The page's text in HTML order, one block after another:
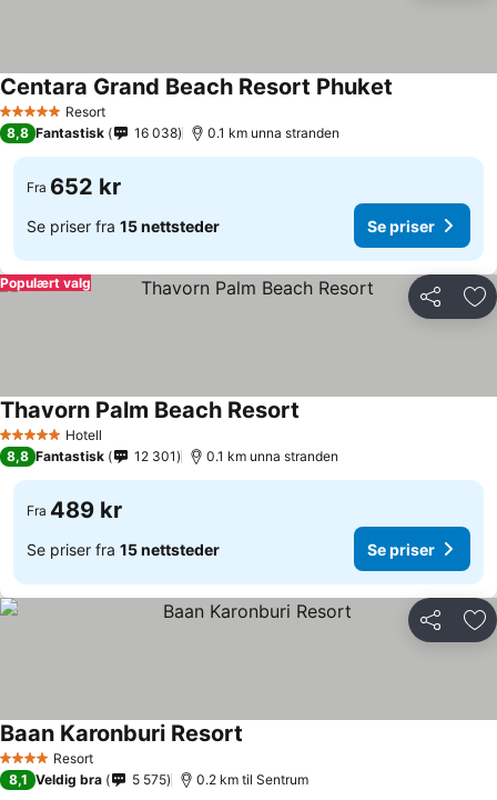
5 Stjerner Resort
Centara Grand Beach Resort Phuket
8,8 Fantastisk 16 038 0.1 km unna stranden
Fra 652 kr
Se priser fra 15 nettsteder Se priser
Del
Populært valg
5 Stjerner Hotell
Thavorn Palm Beach Resort
8,8 Fantastisk 12 301 0.1 km unna stranden
Fra 489 kr
Se priser fra 15 nettsteder Se priser
Del
4 StjernerResort
Baan Karonburi Resort
8,1 Veldig bra 5 575 0.2 km til Sentrum